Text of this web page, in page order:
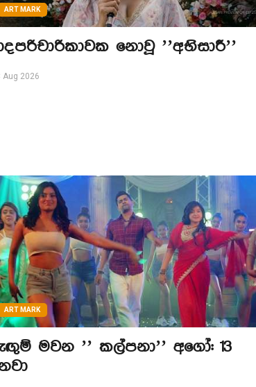
ART MARK
නොවූ ’’අභිසාරී’’
2026
ART MARK
මවන ’’ කල්පනා’’ අගෝ: 13